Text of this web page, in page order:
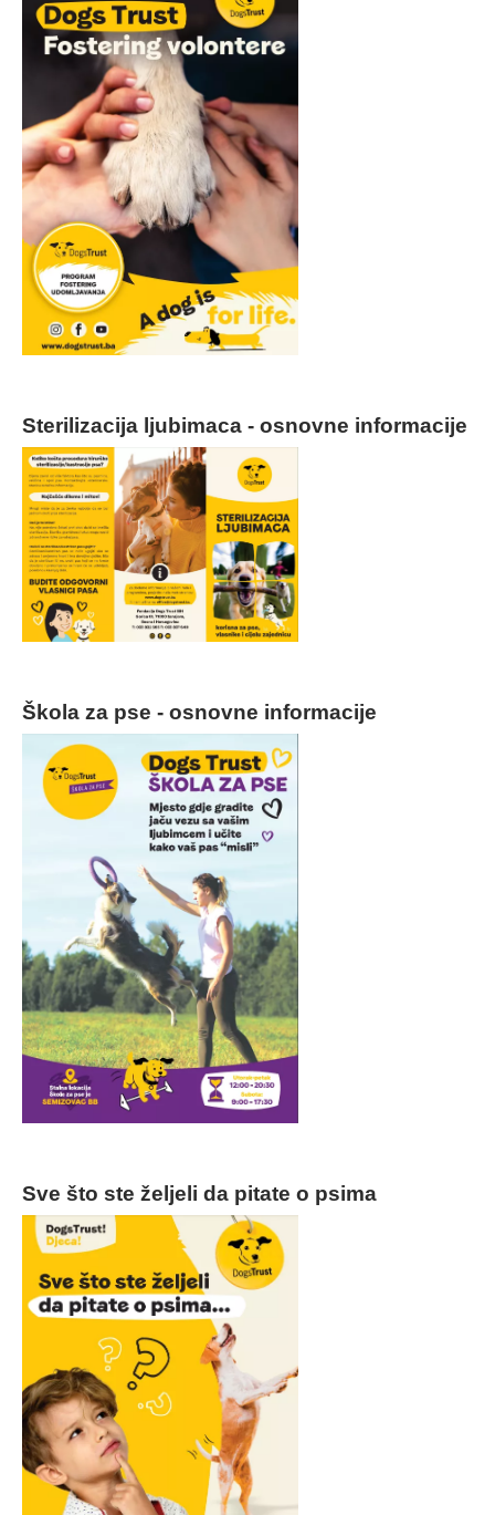
Sterilizacija ljubimaca - osnovne informacije
Škola za pse - osnovne informacije
Sve što ste željeli da pitate o psima